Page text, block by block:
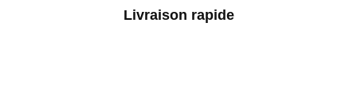
Livraison rapide